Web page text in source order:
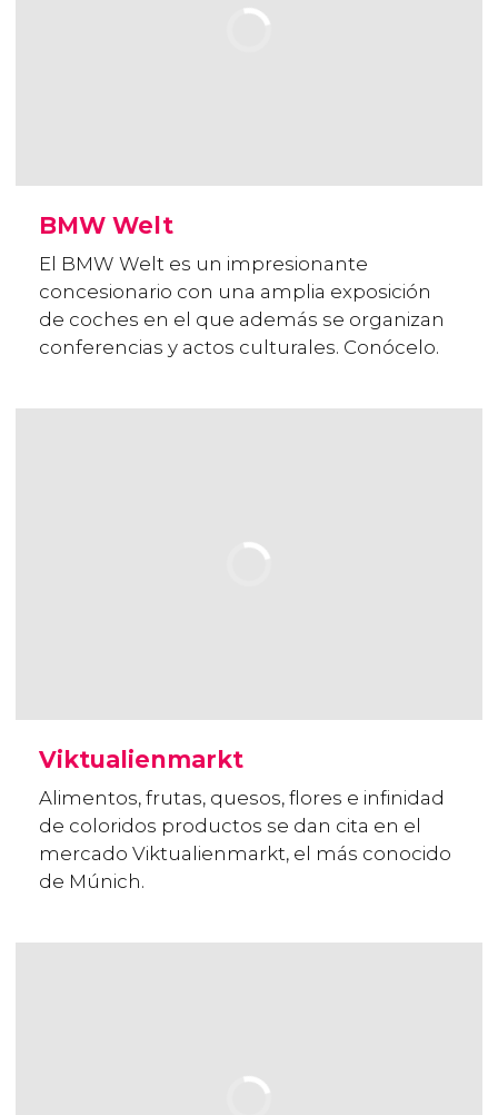
BMW Welt
El BMW Welt es un impresionante
concesionario con una amplia exposición
de coches en el que además se organizan
conferencias y actos culturales. Conócelo.
Viktualienmarkt
Alimentos, frutas, quesos, flores e infinidad
de coloridos productos se dan cita en el
mercado Viktualienmarkt, el más conocido
de Múnich.